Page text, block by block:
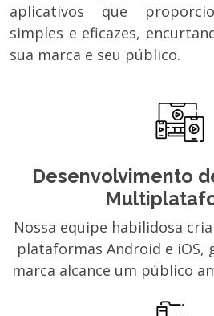
aplicativos que
simples e eficazes,
sua marca e seu público.
Desenvolvimento
Nossa equipe habilidosa
plataformas Android e iOS,
marca alcance um público